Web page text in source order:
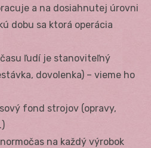
a na dosiahnutej úrovni
dobu sa ktorá operácia
ľudí je stanoviteľný
dovolenka) – vieme ho
fond strojov (opravy,
na každý výrobok